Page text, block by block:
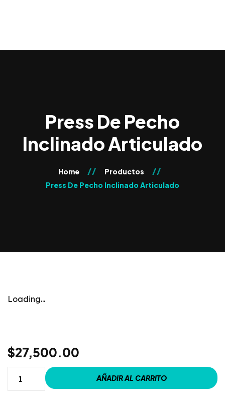
Press De Pecho
Inclinado Articulado
Home
Productos
Press De Pecho Inclinado Articulado
Loading...
$27,500.00
AÑADIR AL CARRITO